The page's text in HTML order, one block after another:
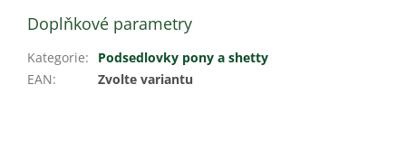
Doplňkové parametry
Kategorie:
Podsedlovky pony a shetty
EAN: Zvolte variantu